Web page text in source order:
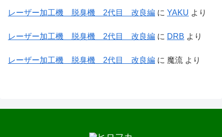
レーザー加工機 脱臭機 2代目 改良編 に YAKU より
レーザー加工機 脱臭機 2代目 改良編 に DRB より
レーザー加工機 脱臭機 2代目 改良編 に 魔流 より